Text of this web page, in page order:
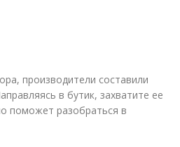
производители составили
в бутик, захватите ее
поможет разобраться в